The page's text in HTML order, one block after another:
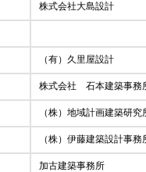
株式会社大島設計
（有）久里屋設計
株式会社 石本建築事務
（株）地域計画建築研
（株）伊藤建築設計事
加古建築事務所